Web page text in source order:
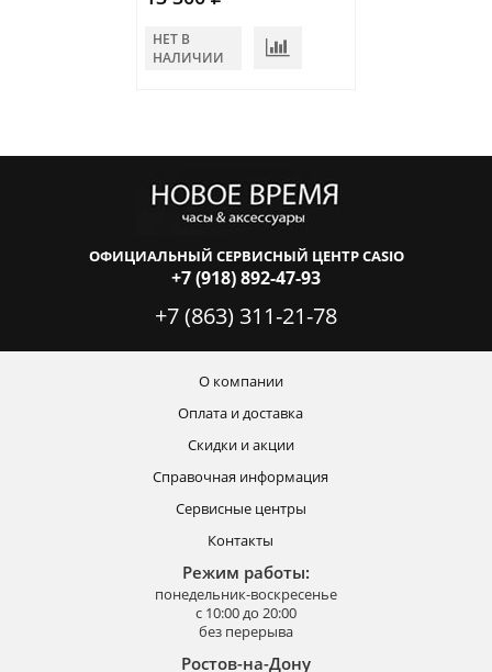
НЕТ В
НАЛИЧИИ
ОФИЦИАЛЬНЫЙ СЕРВИСНЫЙ ЦЕНТР CASIO
+7 (918) 892-47-93
+7 (863) 311-21-78
О компании
Оплата и доставка
Скидки и акции
Справочная информация
Сервисные центры
Контакты
Режим работы:
понедельник-воскресенье
с 10:00 до 20:00
без перерыва
Ростов-на-Дону